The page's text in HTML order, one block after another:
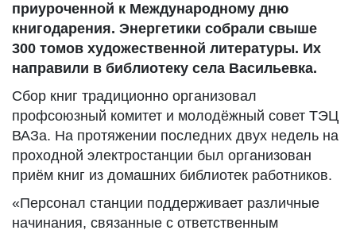
приуроченной к Международному дню
книгодарения. Энергетики собрали свыше
300 томов художественной литературы. Их
направили в библиотеку села Васильевка.
Сбор книг традиционно организовал
профсоюзный комитет и молодёжный совет ТЭЦ
ВАЗа. На протяжении последних двух недель на
проходной электростанции был организован
приём книг из домашних библиотек работников.
«Персонал станции поддерживает различные
начинания, связанные с ответственным